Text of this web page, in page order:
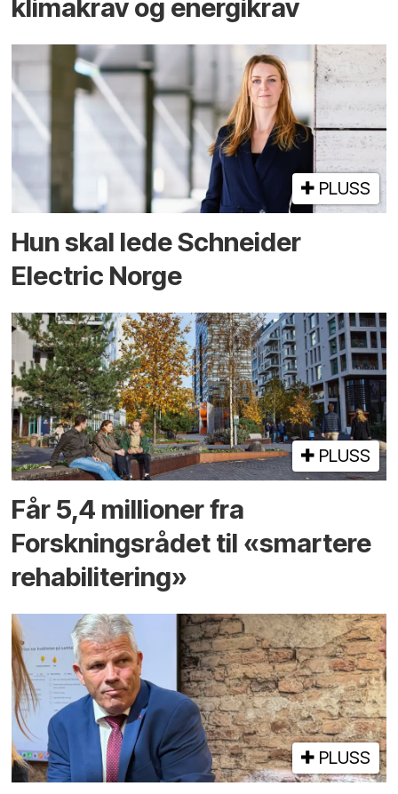
klimakrav og energikrav
PLUSS
Hun skal lede Schneider
Electric Norge
PLUSS
Får 5,4 millioner fra
Forskningsrådet til «smartere
rehabilitering»
PLUSS